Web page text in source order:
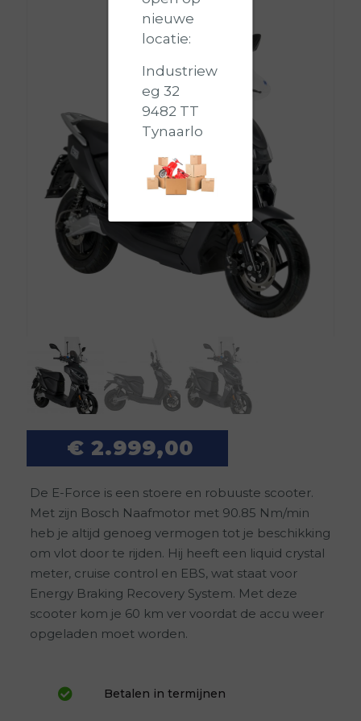
€ 2.999,00
De E-Force is een stoere en robuuste scooter.
Met zijn Bosch Naafmotor met 90.85 Nm/min
heb je altijd genoeg vermogen tot je beschikking
om vlot door te rijden. Hij heeft een liquid crystal
meter, cruise control en EBS, wat staat voor
Energy Braking Recovery System. Met deze
scooter kom je 60 km ver voordat de accu weer
opgeladen moet worden.
Betalen in termijnen
nieuwe
locatie:
Industriew
eg 32
9482 TT
Tynaarlo